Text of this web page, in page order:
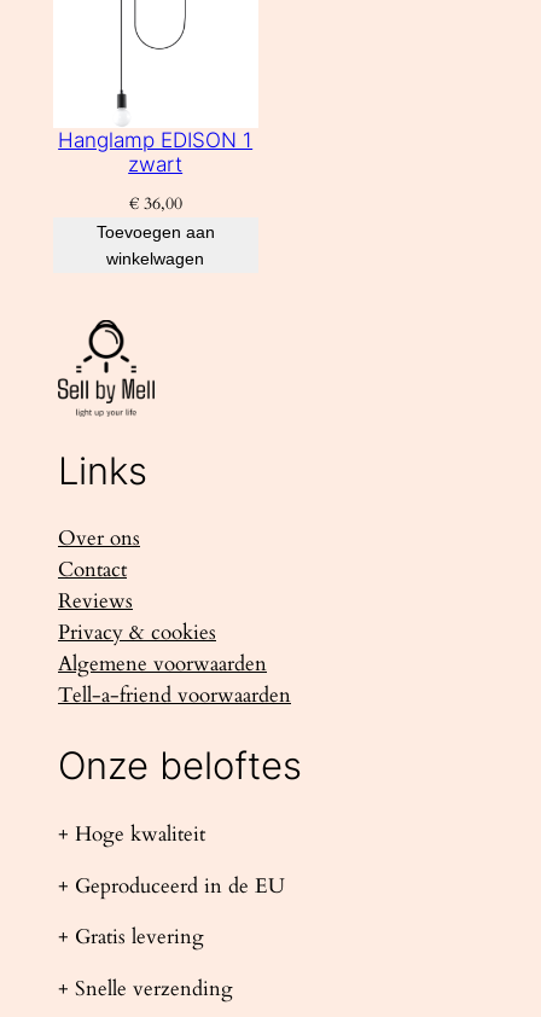
Hanglamp EDISON 1
zwart
€36,00
Toevoegen aan
winkelwagen
Links
Over ons
Contact
Reviews
Privacy & cookies
Algemene voorwaarden
Tell-a-friend voorwaarden
Onze beloftes
+ Hoge kwaliteit
+ Geproduceerd in de EU
+ Gratis levering
+ Snelle verzending